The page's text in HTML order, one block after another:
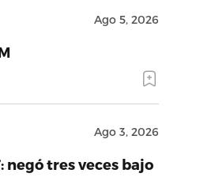
Ago 5, 2026
Ago 3, 2026
negó tres veces bajo